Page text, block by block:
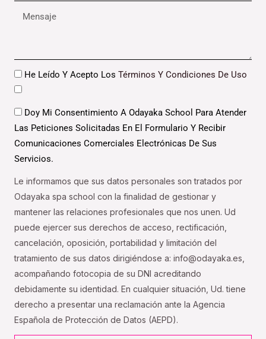
Mensaje
DatosHe Leído Y Acepto Los Términos Y Condiciones De Uso
DatosDoy Mi Consentimiento A Odayaka School Para Atender
Las Peticiones Solicitadas En El Formulario Y Recibir
Comunicaciones Comerciales Electrónicas De Sus
Servicios.
Le informamos que sus datos personales son tratados por
Odayaka spa school con la finalidad de gestionar y
mantener las relaciones profesionales que nos unen. Ud
puede ejercer sus derechos de acceso, rectificación,
cancelación, oposición, portabilidad y limitación del
tratamiento de sus datos dirigiéndose a: info@odayaka.es,
acompañando fotocopia de su DNI acreditando
debidamente su identidad. En cualquier situación, Ud. tiene
derecho a presentar una reclamación ante la Agencia
Española de Protección de Datos (AEPD).